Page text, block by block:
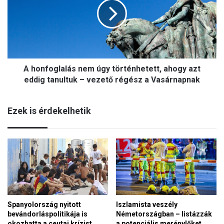
d
e
r
ü
l
l
e
r
-
f
a
e
g
y
ö
r
t
é
n
A honfoglalás nem úgy történhetett, ahogy azt
eddig tanultuk – vezető régész a Vasárnapnak
Ezek is érdekelhetik
Spanyolország nyitott
bevándorláspolitikája is
Iszlamista veszély
Németországban – listázzák